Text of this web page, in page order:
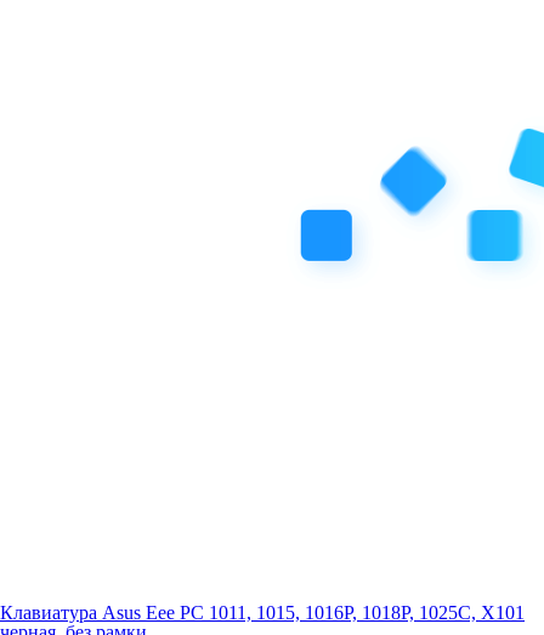
Клавиатура Asus Eee PC 1011, 1015, 1016P, 1018P, 1025C, X101